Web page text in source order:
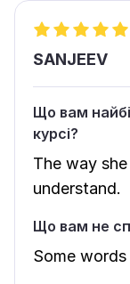
SANJEEV
Що вам
курсі?
The way
understand.
Що вам не
Some